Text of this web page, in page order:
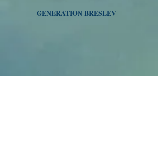
GENERATION BRESLEV